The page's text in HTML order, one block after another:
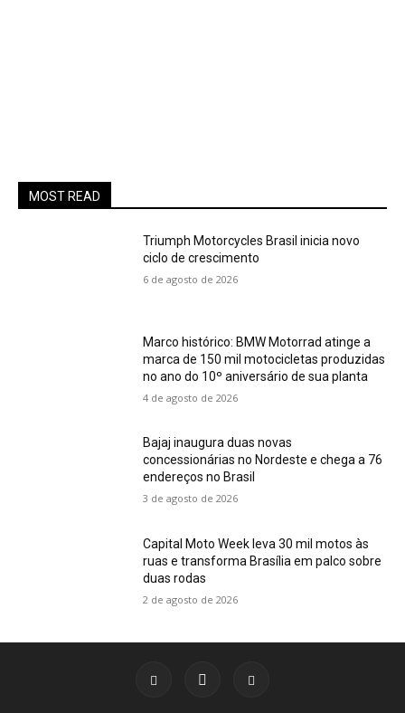
MOST READ
Triumph Motorcycles Brasil inicia novo
ciclo de crescimento
6 de agosto de 2026
Marco histórico: BMW Motorrad atinge a
marca de 150 mil motocicletas produzidas
no ano do 10º aniversário de sua planta
4 de agosto de 2026
Bajaj inaugura duas novas
concessionárias no Nordeste e chega a 76
endereços no Brasil
3 de agosto de 2026
Capital Moto Week leva 30 mil motos às
ruas e transforma Brasília em palco sobre
duas rodas
2 de agosto de 2026